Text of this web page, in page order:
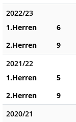
2022/23
1.Herren
6
2.Herren
9
2021/22
1.Herren
5
2.Herren
9
2020/21